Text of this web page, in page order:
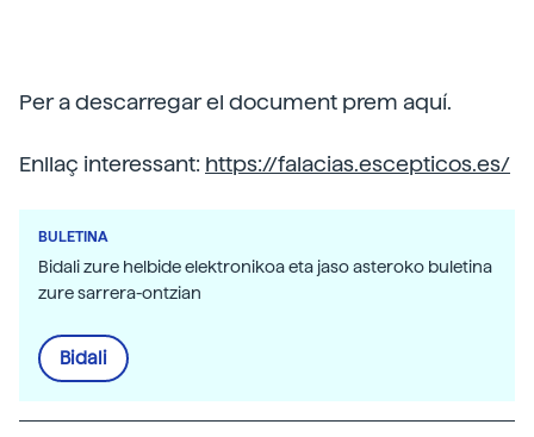
Per a descarregar el document prem aquí.
Enllaç interessant: https://falacias.escepticos.es/
BULETINA
Bidali zure helbide elektronikoa eta jaso asteroko buletina
zure sarrera-ontzian
Bidali